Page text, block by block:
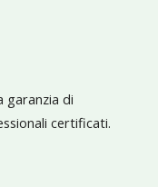
garanzia di
certificati.